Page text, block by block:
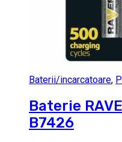
Baterii/incarcatoare,
Baterie
B7426